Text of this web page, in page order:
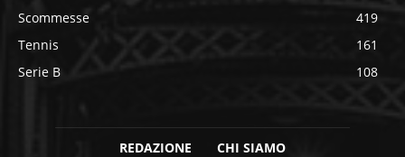
Scommesse
419
Tennis
161
Serie B
108
REDAZIONE CHI SIAMO